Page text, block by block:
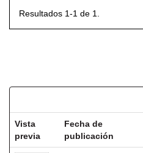
Resultados 1-1 de 1.
Vista
previa
Fecha de
publicación